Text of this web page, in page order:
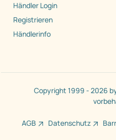
Händler Login
Registrieren
Händlerinfo
Copyright 1999 - 2026
AGB Datenschutz